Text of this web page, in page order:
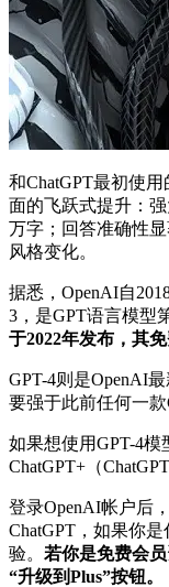
和ChatGPT最初使
面的飞跃式提升：
万字；回答准确性
风格变化。
据悉，OpenAI自
3，是GPT语言模型
于2022年发布，其
GPT-4则是OpenAI
要强于此前任何一款
如果想使用GPT-4
ChatGPT+（
登录OpenAI帐户后
ChatGPT，如果你
验。 若你是免费会
“升级到Plus”按钮。